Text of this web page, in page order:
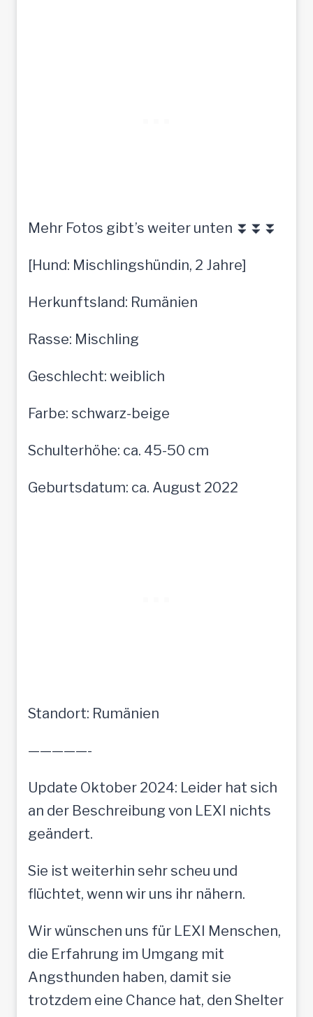
Mehr Fotos gibt’s weiter unten ⏬⏬⏬
[Hund: Mischlingshündin, 2 Jahre]
Herkunftsland: Rumänien
Rasse: Mischling
Geschlecht: weiblich
Farbe: schwarz-beige
Schulterhöhe: ca. 45-50 cm
Geburtsdatum: ca. August 2022
Standort: Rumänien
—————-
Update Oktober 2024: Leider hat sich
an der Beschreibung von LEXI nichts
geändert.
Sie ist weiterhin sehr scheu und
flüchtet, wenn wir uns ihr nähern.
Wir wünschen uns für LEXI Menschen,
die Erfahrung im Umgang mit
Angsthunden haben, damit sie
trotzdem eine Chance hat, den Shelter